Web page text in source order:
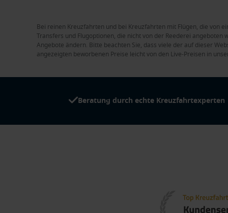
Bei reinen Kreuzfahrten und bei Kreuzfahrten mit Flügen, die von
Transfers und Flugoptionen, die nicht von der Reederei
Angebote ändern. Bitte beachten Sie, dass viele der auf dieser
angezeigten beworbenen Preise leicht von den Live-Preisen in
Beratung durch echte Kreuzfahrtexperten